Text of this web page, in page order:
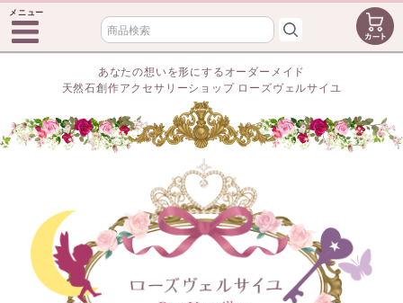
メニュー
あなたの想いを形にするオーダーメイド
天然石創作アクセサリーショップ ローズヴェルサイユ